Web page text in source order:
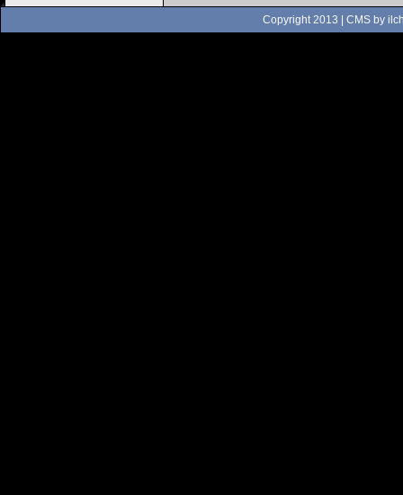
Copyright 2013 | CMS by